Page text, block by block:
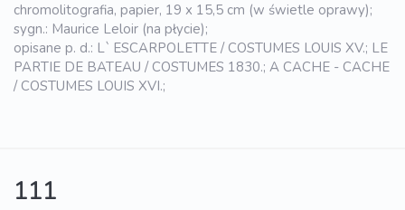
chromolitografia, papier, 19 x 15,5 cm (w świetle oprawy);
sygn.: Maurice Leloir (na płycie);
opisane p. d.: L` ESCARPOLETTE / COSTUMES LOUIS XV.; LE
PARTIE DE BATEAU / COSTUMES 1830.; A CACHE - CACHE
/ COSTUMES LOUIS XVI.;
111